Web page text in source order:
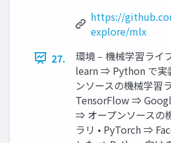
https://
explore/mlx
27.
環境 ‒ 機械学習ライ
learn ⇒ Python で実
ンソースの機械学習
TensorFlow ⇒
⇒ オープンソースの
ラリ • PyTorch ⇒